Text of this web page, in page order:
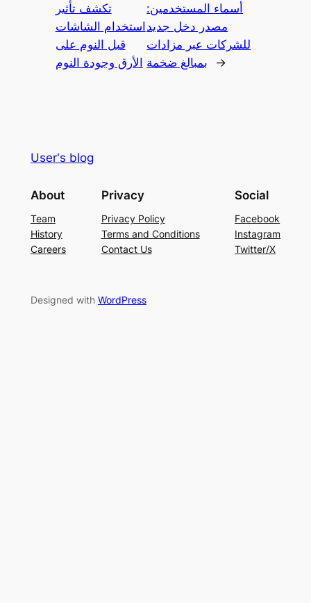
تكشف تأثير
استخدام الشاشات
قبل النوم على
الأرق وجودة النوم
أسماء المستخدمين:
مصدر دخل جديد
للشركات عبر مزادات
بمبالغ ضخمة
→
User's blog
About
Team
History
Careers
Privacy
Privacy Policy
Terms and Conditions
Contact Us
Social
Facebook
Instagram
Twitter/X
Designed with WordPress